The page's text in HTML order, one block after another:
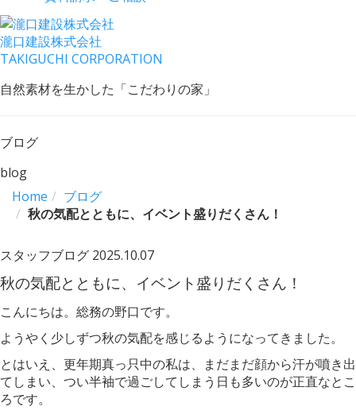
瀧口建設株式会社
TAKIGUCHI CORPORATION
自然素材を生かした「こだわりの家」
ブログ
blog
Home
ブログ
秋の気配とともに、イベント盛りだくさん！
スタッフブログ 2025.10.07
秋の気配とともに、イベント盛りだくさん！
こんにちは。総務の野口です。
ようやく少しずつ秋の気配を感じるようになってきました。
とはいえ、更年期真っ只中の私は、まだまだ顔から汗が噴き出
てしまい、つい半袖で過ごしてしまう日も多いのが正直なとこ
ろです。